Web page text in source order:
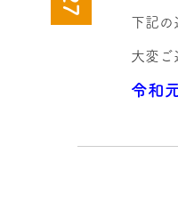
下記の
大変ご
令和